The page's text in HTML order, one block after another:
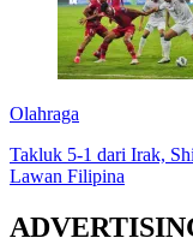
Olahraga
Takluk 5-1 dari Irak,
Lawan Filipina